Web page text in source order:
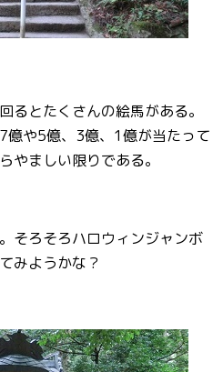
とたくさんの絵馬がある。
や5億、3億、1億が当たって
やましい限りである。
そろそろハロウィンジャンボ
みようかな？